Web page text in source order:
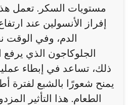
مستويات السكر. تعمل
إفراز الأنسولين عند
الدم، وفي الوقت
الجلوكاجون الذي يرفع
ذلك، تساعد في إبطاء
يمنح شعورًا بالشبع لفترة
الطعام. هذا التأثير